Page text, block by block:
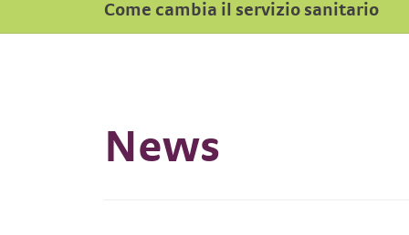
Come cambia il servizio sanitario
News